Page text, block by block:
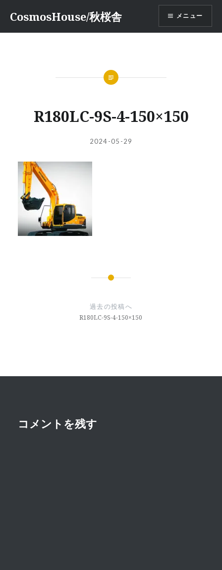
テ
CosmosHouse/秋桜舎 メニュー
R180LC-9S-4-150×150
投
者:
投
日:
2024-05-29
ー
過去の投稿へ
R180LC-9S-4-150×150
コメントを残す